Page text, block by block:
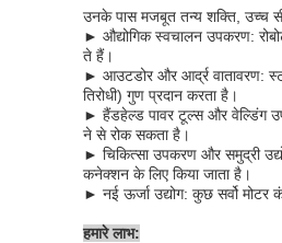
उनके पास मजबूत तन्य शक्ति, उच्च
► औद्योगिक स्वचालन उपकरण:
ते हैं।
► आउटडोर और आर्द्र वातावरण:
तिरोधी) गुण प्रदान करता है।
► हैंडहेल्ड पावर टूल्स और वेल्डिंग
ने से रोक सकता है।
► चिकित्सा उपकरण और समुद्री
कनेक्शन के लिए किया जाता है।
► नई ऊर्जा उद्योग: कुछ सर्वो
हमारे लाभ: